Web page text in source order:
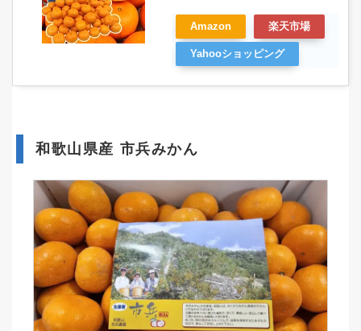
Amazon 楽天市場
Yahooショッピング
和歌山県産 市兵みかん